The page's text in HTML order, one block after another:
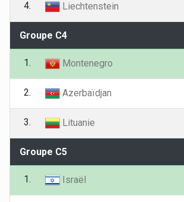
4. Liechtenstein
Groupe C4
1. Montenegro
2. Azerbaïdjan
3. Lituanie
Groupe C5
1. Israël